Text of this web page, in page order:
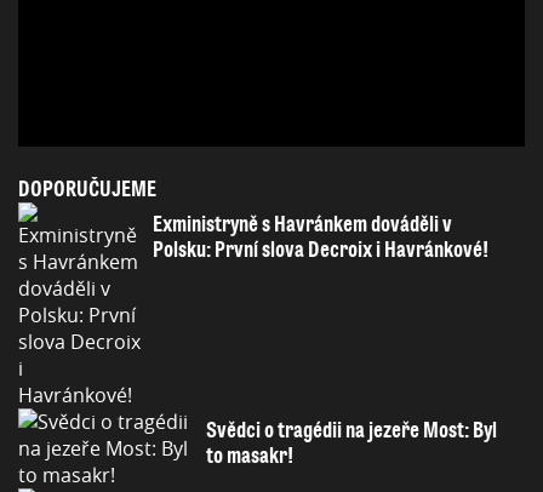
DOPORUČUJEME
Exministryně s Havránkem dováděli v
Polsku: První slova Decroix i Havránkové!
Svědci o tragédii na jezeře Most: Byl
to masakr!